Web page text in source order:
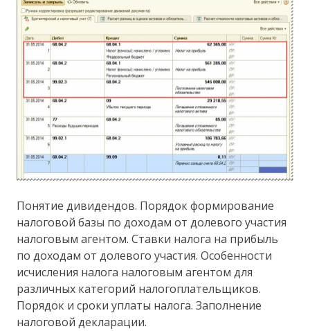
Понятие дивидендов. Порядок формирование
налоговой базы по доходам от долевого участия
налоговым агентом. Ставки налога на прибыль
по доходам от долевого участия. Особенности
исчисления налога налоговым агентом для
различных категорий налогоплательщиков.
Порядок и сроки уплаты налога. Заполнение
налоговой декларации.